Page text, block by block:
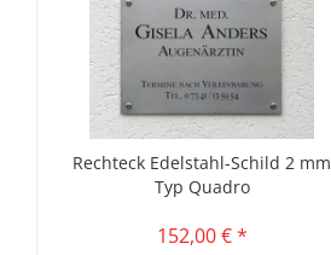
Rechteck Edelstahl-Schild 2 mm
Typ Quadro
152,00 € *